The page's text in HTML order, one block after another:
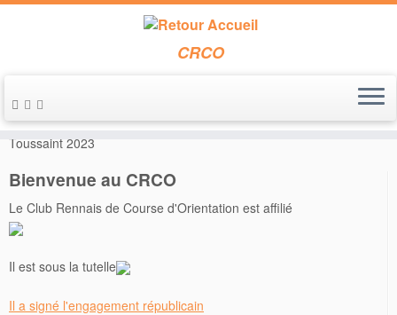
Passer
au
contenu
CRCO
Accueil » Entraînements » (Déposés) Circuits libres vacances de
Toussaint 2023
Bienvenue au CRCO
Le Club Rennais de Course d'Orientation est affilié
Il est sous la tutelle
Il a signé l'engagement républicain